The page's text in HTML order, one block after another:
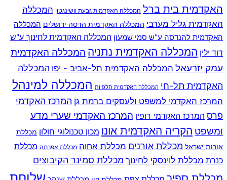
האקדמית בית ברל המכללה האקדמית גבעת וושינגטון המכללה
האקדמית גליל מערבי המכללה האקדמית הדסה ירושלים המכללה
האקדמית להנדסה ע"ש סמי שמעון המכללה האקדמית לחינוך ע"ש
דוד ילין המכללה האקדמית נתניה המכללה האקדמית
עמק יזרעאל המכללה האקדמית תל-אביב - יפו המכללה
האקדמית תל-חי המכללה האקדמית תלפיות המכללה למינהל
המרכז האקדמי למשפט ולעסקים ברמת גן המרכז האקדמי
פרס המרכז האקדמי רופין המרכז האקדמי שערי מדע
ומשפט הקריה האקדמית אונו מכון טכנולוגי חולון מכללת
אורות ישראל מכללת אורנים מכללת אחוה מכללת אפרתה מכללת
כנרת מכללת לוינסקי לחינוך מכללת סמינר הקיבוצים